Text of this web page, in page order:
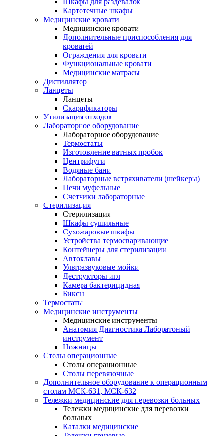
Шкафы для раздевалок
Картотечные шкафы
Медицинские кровати
Медицинские кровати
Дополнительные приспособления для
кроватей
Ограждения для кровати
Функциональные кровати
Медицинские матрасы
Дистиллятор
Ланцеты
Ланцеты
Скарификаторы
Утилизация отходов
Лабораторное оборудование
Лабораторное оборудование
Термостаты
Изготовление ватных пробок
Центрифуги
Водяные бани
Лабораторные встряхиватели (шейкеры)
Печи муфельные
Счетчики лабораторные
Стерилизация
Стерилизация
Шкафы сушильные
Сухожаровые шкафы
Устройства термосваривающие
Контейнеры для стерилизации
Автоклавы
Ультразвуковые мойки
Деструкторы игл
Камера бактерицидная
Биксы
Термостаты
Медицинские инструменты
Медицинские инструменты
Анатомия Диагностика Лаборатоный
инструмент
Ножницы
Столы операционные
Столы операционные
Столы перевязочные
Дополнительное оборудование к операционным
столам МСК-631, МСК-632
Тележки медицинские для перевозки больных
Тележки медицинские для перевозки
больных
Каталки медицинские